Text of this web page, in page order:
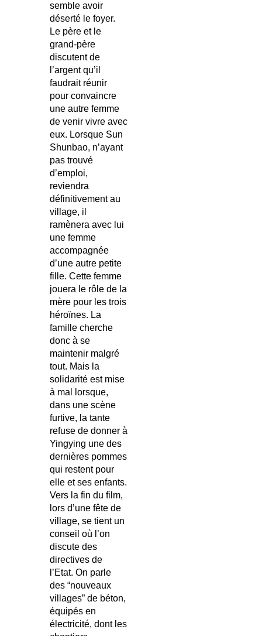
semble avoir
déserté le foyer.
Le père et le
grand-père
discutent de
l’argent qu’il
faudrait réunir
pour convaincre
une autre femme
de venir vivre avec
eux. Lorsque Sun
Shunbao, n’ayant
pas trouvé
d’emploi,
reviendra
définitivement au
village, il
ramènera avec lui
une femme
accompagnée
d’une autre petite
fille. Cette femme
jouera le rôle de la
mère pour les trois
héroïnes. La
famille cherche
donc à se
maintenir malgré
tout. Mais la
solidarité est mise
à mal lorsque,
dans une scène
furtive, la tante
refuse de donner à
Yingying une des
dernières pommes
qui restent pour
elle et ses enfants.
Vers la fin du film,
lors d’une fête de
village, se tient un
conseil où l’on
discute des
directives de
l’Etat. On parle
des “nouveaux
villages” de béton,
équipés en
électricité, dont les